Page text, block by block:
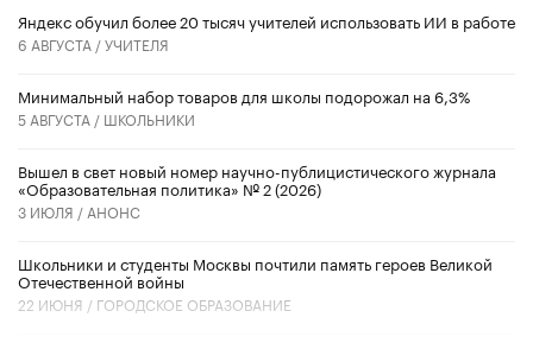
​Яндекс обучил более 20 тысяч учителей использовать ИИ в работе
6 АВГУСТА /УЧИТЕЛЯ
Минимальный набор товаров для школы подорожал на 6,3%
5 АВГУСТА / ШКОЛЬНИКИ
Вышел в свет новый номер научно-публицистического журнала
«Образовательная политика» № 2 (2026)
3 ИЮЛЯ / АНОНС
Школьники и студенты Москвы почтили память героев Великой
Отечественной войны
22 ИЮНЯ / ГОРОДСКОЕ ОБРАЗОВАНИЕ